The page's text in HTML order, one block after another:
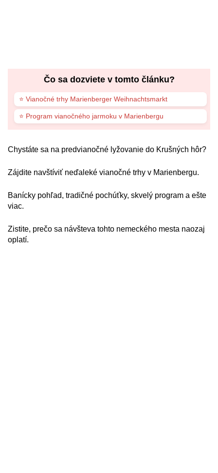
Čo sa dozviete v tomto článku?
⭐ Vianočné trhy Marienberger Weihnachtsmarkt
⭐ Program vianočného jarmoku v Marienbergu
Chystáte sa na predvianočné lyžovanie do Krušných hôr?
Zájdite navštíviť neďaleké vianočné trhy v Marienbergu.
Banícky pohľad, tradičné pochúťky, skvelý program a ešte
viac.
Zistite, prečo sa návšteva tohto nemeckého mesta naozaj
oplatí.